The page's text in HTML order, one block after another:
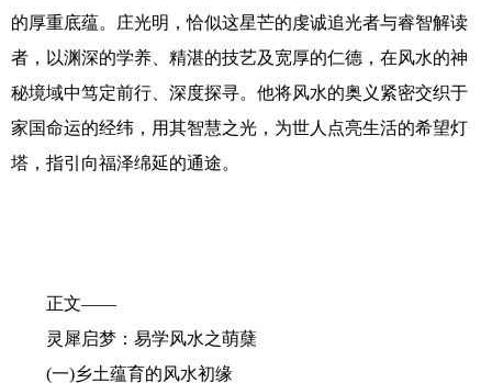
传媒发展
艺术新闻
收藏评鉴
的厚重底蕴。庄光明，恰似这星芒的虔诚追光者与睿智解读
者，以渊深的学养、精湛的技艺及宽厚的仁德，在风水的神
秘境域中笃定前行、深度探寻。他将风水的奥义紧密交织于
家国命运的经纬，用其智慧之光，为世人点亮生活的希望灯
塔，指引向福泽绵延的通途。
正文——
灵犀启梦：易学风水之萌蘖
(一)乡土蕴育的风水初缘